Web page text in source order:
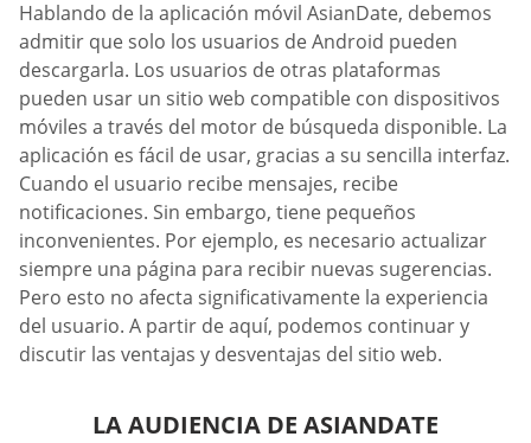
Hablando de la aplicación móvil AsianDate, debemos
admitir que solo los usuarios de Android pueden
descargarla. Los usuarios de otras plataformas
pueden usar un sitio web compatible con dispositivos
móviles a través del motor de búsqueda disponible. La
aplicación es fácil de usar, gracias a su sencilla interfaz.
Cuando el usuario recibe mensajes, recibe
notificaciones. Sin embargo, tiene pequeños
inconvenientes. Por ejemplo, es necesario actualizar
siempre una página para recibir nuevas sugerencias.
Pero esto no afecta significativamente la experiencia
del usuario. A partir de aquí, podemos continuar y
discutir las ventajas y desventajas del sitio web.
LA AUDIENCIA DE ASIANDATE